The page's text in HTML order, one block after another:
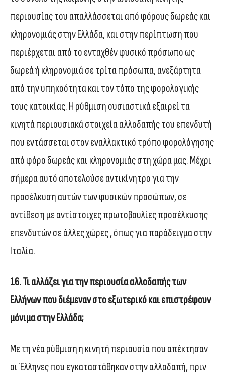
περιουσίας του απαλλάσσεται από φόρους δωρεάς και
κληρονομιάς στην Ελλάδα, και στην περίπτωση που
περιέρχεται από το ενταχθέν φυσικό πρόσωπο ως
δωρεά ή κληρονομιά σε τρίτα πρόσωπα, ανεξάρτητα
από την υπηκοότητα και τον τόπο της φορολογικής
τους κατοικίας. Η ρύθμιση ουσιαστικά εξαιρεί τα
κινητά περιουσιακά στοιχεία αλλοδαπής του επενδυτή
που εντάσσεται στον εναλλακτικό τρόπο φορολόγησης
από φόρο δωρεάς και κληρονομιάς στη χώρα μας. Μέχρι
σήμερα αυτό αποτελούσε αντικίνητρο για την
προσέλκυση αυτών των φυσικών προσώπων, σε
αντίθεση με αντίστοιχες πρωτοβουλίες προσέλκυσης
επενδυτών σε άλλες χώρες , όπως για παράδειγμα στην
Ιταλία.
16. Τι αλλάζει για την περιουσία αλλοδαπής των
Ελλήνων που διέμεναν στο εξωτερικό και επιστρέφουν
μόνιμα στην Ελλάδα;
Με τη νέα ρύθμιση η κινητή περιουσία που απέκτησαν
οι Έλληνες που εγκαταστάθηκαν στην αλλοδαπή, πριν